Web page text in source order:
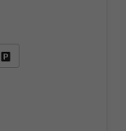
anfordern
Fahrzeugexposé
Fahrzeug merken/Expose